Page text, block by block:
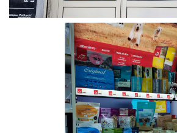
odluka.
8. Čega ste morali da se
Slobodnog vremena.
9. Šta je to što Vas je vuklo
motivisali i kada dođu loša
Da ja to volim, to je jedna vrsta
vrsta razmene energije.